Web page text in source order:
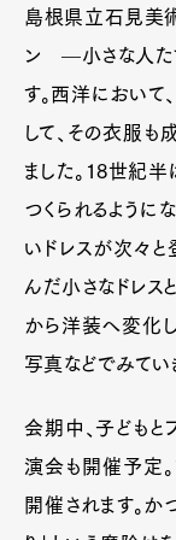
島根県立石見美術
ン —小さな人た
す。西洋において
して、その衣服も
ました。18世紀
つくられるように
いドレスが次々
んだ小さなドレス
から洋装へ変化
写真などでみてい
会期中、子どもと
演会も開催予定。
開催されます。